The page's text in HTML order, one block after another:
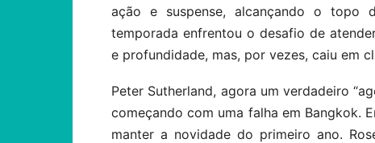
ação e suspense, alcançando o topo
temporada enfrentou o desafio de
e profundidade, mas, por vezes, caiu em
Peter Sutherland, agora um verdadeiro
começando com uma falha em Bangkok.
manter a novidade do primeiro ano.